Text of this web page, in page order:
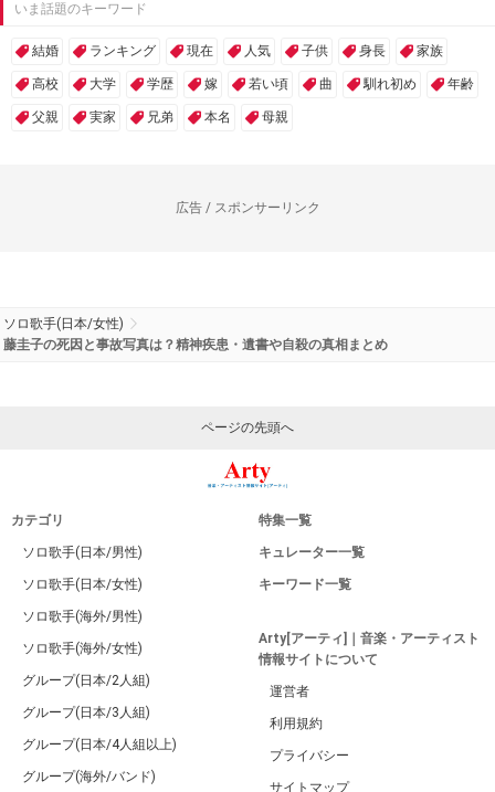
いま話題のキーワード
結婚 ランキング 現在 人気 子供 身長 家族
高校 大学 学歴 嫁 若い頃 曲 馴れ初め 年齢
父親 実家 兄弟 本名 母親
広告 / スポンサーリンク
ソロ歌手(日本/女性)
藤圭子の死因と事故写真は？精神疾患・遺書や自殺の真相まとめ
ページの先頭へ
カテゴリ
ソロ歌手(日本/男性)
ソロ歌手(日本/女性)
ソロ歌手(海外/男性)
ソロ歌手(海外/女性)
グループ(日本/2人組)
グループ(日本/3人組)
グループ(日本/4人組以上)
グループ(海外/バンド)
特集一覧
キュレーター一覧
キーワード一覧
Arty[アーティ]｜音楽・アーティスト
情報サイトについて
運営者
利用規約
プライバシー
サイトマップ